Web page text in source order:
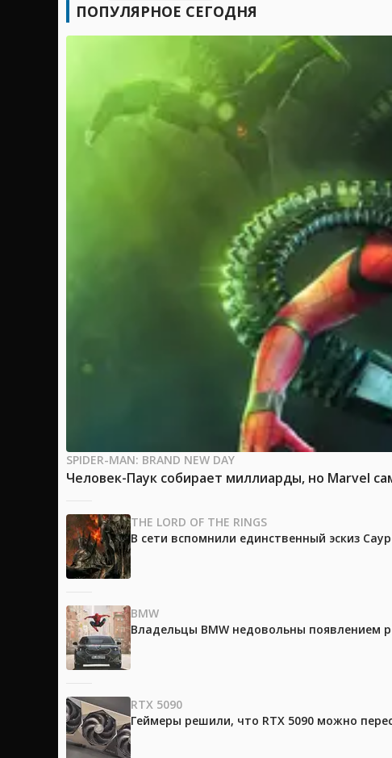
ПОПУЛЯРНОЕ СЕГОДНЯ
SPIDER-MAN: BRAND NEW DAY
Человек-Паук собирает миллиарды, но Marvel
THE LORD OF THE RINGS
В сети вспомнили единственный эскиз
BMW
Владельцы BMW недовольны появлением
RTX 5090
Геймеры решили, что RTX 5090 можно